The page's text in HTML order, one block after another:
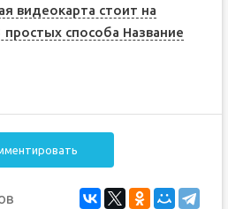
видеокарта стоит на
способа Название